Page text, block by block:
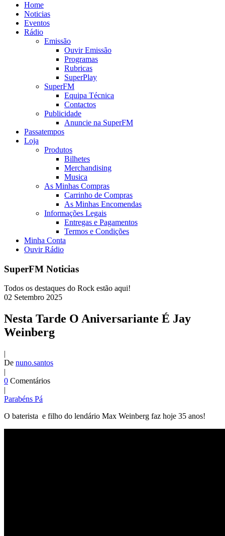
Home
Noticias
Eventos
Rádio
Emissão
Ouvir Emissão
Programas
Rubricas
SuperPlay
SuperFM
Equipa Técnica
Contactos
Publicidade
Anuncie na SuperFM
Passatempos
Loja
Produtos
Bilhetes
Merchandising
Musica
As Minhas Compras
Carrinho de Compras
As Minhas Encomendas
Informações Legais
Entregas e Pagamentos
Termos e Condições
Minha Conta
Ouvir Rádio
SuperFM Noticias
Todos os destaques do Rock estão aqui!
02 Setembro 2025
Nesta Tarde O Aniversariante É Jay
Weinberg
|
De nuno.santos
|
0 Comentários
|
Parabéns Pá
O baterista e filho do lendário Max Weinberg faz hoje 35 anos!